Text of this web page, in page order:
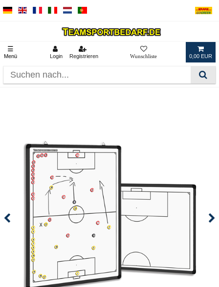
☰
Menü Login Registrieren 0,00 EUR